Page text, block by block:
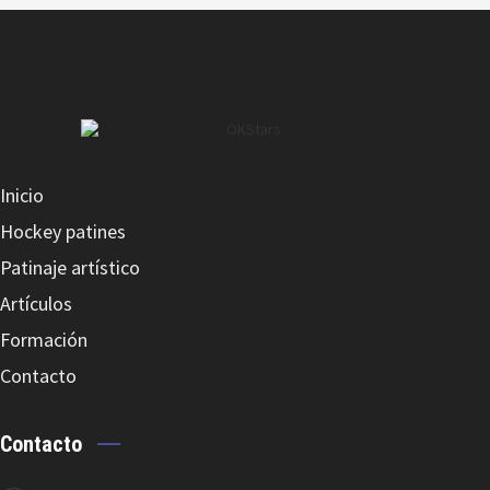
Inicio
Hockey patines
Patinaje artístico
Artículos
Formación
Contacto
Contacto